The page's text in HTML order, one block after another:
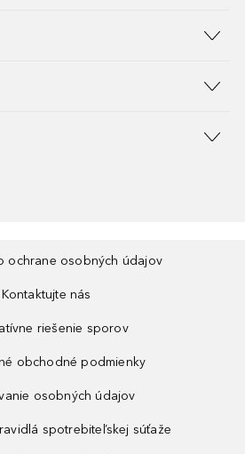
ochrane osobných údajov
Kontaktujte nás
riešenie sporov
obchodné podmienky
osobných údajov
spotrebiteľskej súťaže